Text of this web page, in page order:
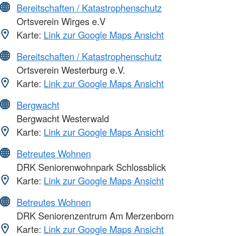
Bereitschaften / Katastrophenschutz
Ortsverein Wirges e.V
Karte: Link zur Google Maps Ansicht
Bereitschaften / Katastrophenschutz
Ortsverein Westerburg e.V.
Karte: Link zur Google Maps Ansicht
Bergwacht
Bergwacht Westerwald
Karte: Link zur Google Maps Ansicht
Betreutes Wohnen
DRK Seniorenwohnpark Schlossblick
Karte: Link zur Google Maps Ansicht
Betreutes Wohnen
DRK Seniorenzentrum Am Merzenborn
Karte: Link zur Google Maps Ansicht